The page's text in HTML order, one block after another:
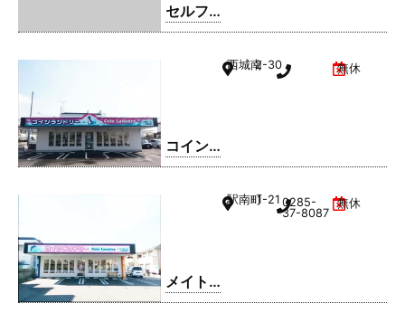
セルフ
ィック
コイン
ランド
店
西城南2-30 無休
メイト
ドリー
駅南町1-21 0285-
37-8087
無休